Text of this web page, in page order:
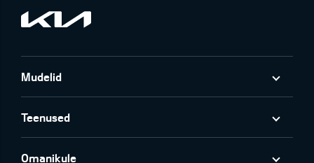
Mudelid
Teenused
Omanikule